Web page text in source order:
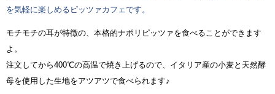
を気軽に楽しめるピッツァカフェです。
モチモチの耳が特徴の、本格的ナポリピッツァを食べることができます
よ。
注文してから400℃の高温で焼き上げるので、イタリア産の小麦と天然酵
母を使用した生地をアツアツで食べられます♪